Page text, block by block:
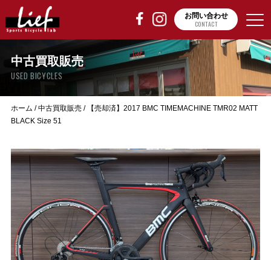
お問い合わせ
CONTACT
中古買取販売
USED BICYCLES
ホーム /中古買取販売/
【売却済】2017 BMC TIMEMACHINE TMR02 MATT
BLACK Size 51